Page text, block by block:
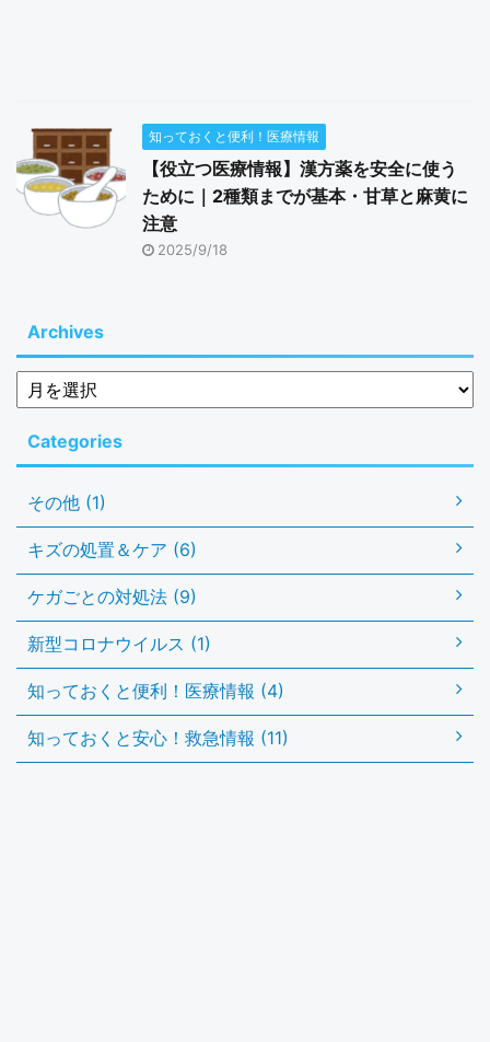
知っておくと便利！医療情報
【役立つ医療情報】漢方薬を安全に使う
ために｜2種類までが基本・甘草と麻黄に
注意
2025/9/18
Archives
Categories
その他 (1)
キズの処置＆ケア (6)
ケガごとの対処法 (9)
新型コロナウイルス (1)
知っておくと便利！医療情報 (4)
知っておくと安心！救急情報 (11)